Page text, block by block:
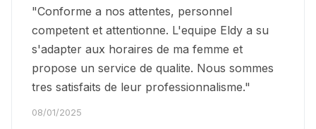
"Conforme a nos attentes, personnel
competent et attentionne. L'equipe Eldy a su
s'adapter aux horaires de ma femme et
propose un service de qualite. Nous sommes
tres satisfaits de leur professionnalisme."
08/01/2025